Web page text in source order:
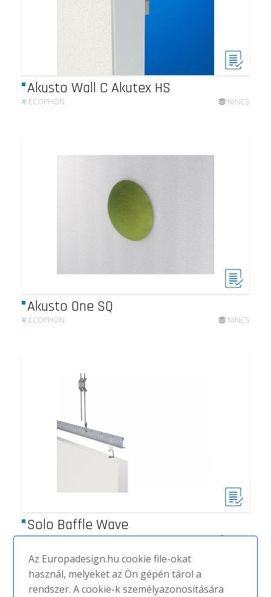
Akusto Wall C Akutex HS
# ECOPHON NINCS
Akusto One SQ
# ECOPHON NINCS
Solo Baffle Wave
#ECOPHON NINCS
Az Europadesign.hu cookie file-okat
használ, melyeket az Ön gépén tárol a
rendszer. A cookie-k személyazonosítására